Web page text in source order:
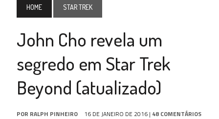
HOME STAR TREK
John Cho revela um
segredo em Star Trek
Beyond (atualizado)
POR RALPH PINHEIRO 16 DE JANEIRO DE 2016| 48 COMENTÁRIOS